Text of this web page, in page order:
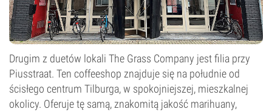
Drugim z duetów lokali The Grass Company jest filia przy
Piusstraat. Ten coffeeshop znajduje się na południe od
ścisłego centrum Tilburga, w spokojniejszej, mieszkalnej
okolicy. Oferuje tę samą, znakomitą jakość marihuany,